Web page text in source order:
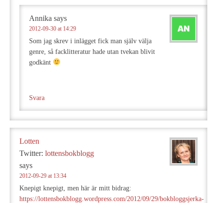
Annika says
2012-09-30 at 14:29
Som jag skrev i inlägget fick man själv välja
genre, så facklitteratur hade utan tvekan blivit
godkänt
Svara
Lotten
Twitter: lottensbokblogg
says
2012-09-29 at 13:34
Knepigt knepigt, men här är mitt bidrag:
https://lottensbokblogg.wordpress.com/2012/09/29/bokbloggsjerka-